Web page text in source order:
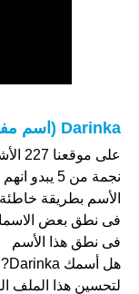
Darinka (اسم مفضل)
نجمة من 5
الأسم بطريقة
فى نطق بعض الاسماء.
فى نطق هذا الأسم
هل أسمك Darinka? من فضلك اجب على
لتحسين هذا الملف